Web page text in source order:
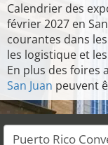
Calendrier des
février 2027 en
courantes dans
les logistique et
En plus des foires
San Juan peuvent